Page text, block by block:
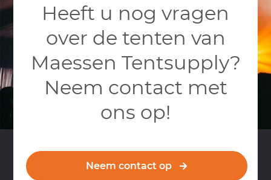
Heeft u nog vragen
over de tenten van
Maessen Tentsupply?
Neem contact met
ons op!
Neem contact op